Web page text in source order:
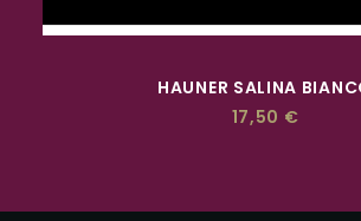
HAUNER SALINA
17,50 €